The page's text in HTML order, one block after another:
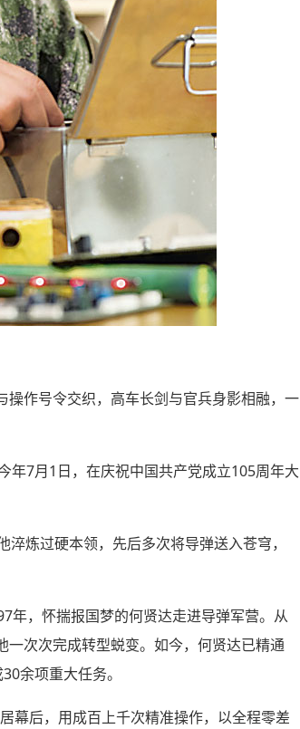
操作号令交织，高车长剑与官兵身影相融，一
年7月1日，在庆祝中国共产党成立105周年大
炼过硬本领，先后多次将导弹送入苍穹，
年，怀揣报国梦的何贤达走进导弹军营。从
一次次完成转型蜕变。如今，何贤达已精通
余项重大任务。
幕后，用成百上千次精准操作，以全程零差